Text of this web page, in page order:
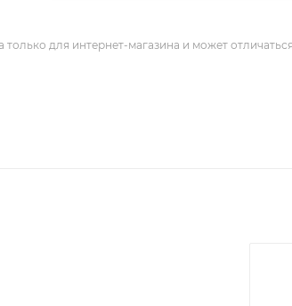
только для интернет-магазина и может